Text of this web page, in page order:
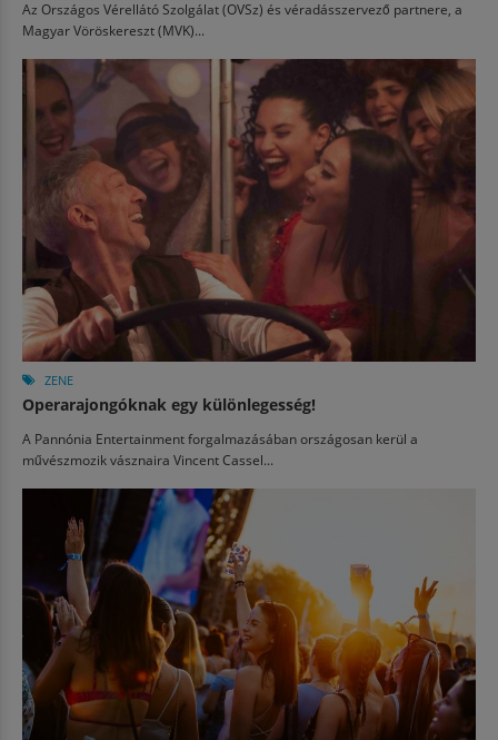
Az Országos Vérellátó Szolgálat (OVSz) és véradásszervező partnere, a
Magyar Vöröskereszt (MVK)...
ZENE
Operarajongóknak egy különlegesség!
A Pannónia Entertainment forgalmazásában országosan kerül a
művészmozik vásznaira Vincent Cassel...